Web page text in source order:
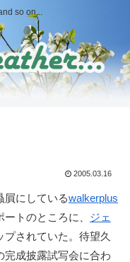
so on...
2005.03.16
にしているwalkerplus
トのところに、 ジェ
されていた。待望久
完成披露試写会に合わ